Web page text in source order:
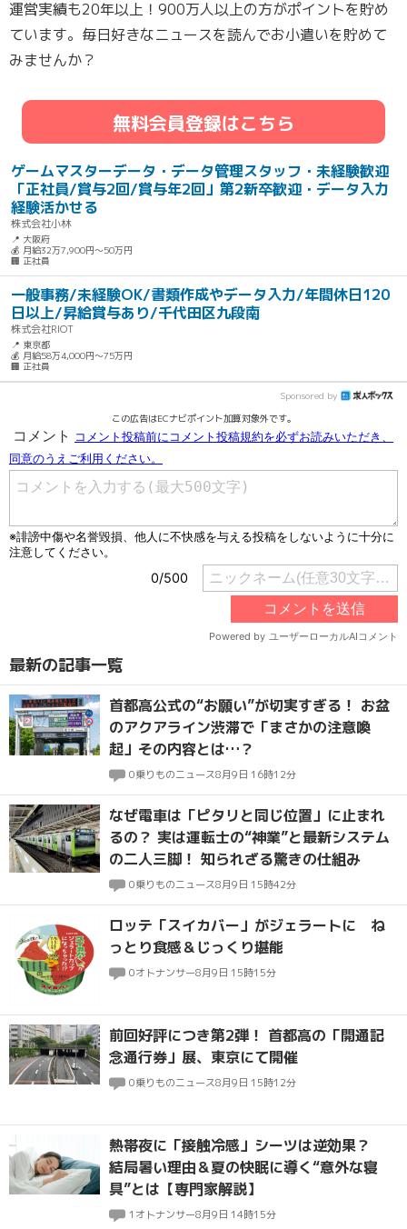
運営実績も20年以上！900万人以上の方がポイントを貯め
ています。毎日好きなニュースを読んでお小遣いを貯めて
みませんか？
無料会員登録はこちら
ゲームマスターデータ・データ管理スタッフ・未経験歓迎
「正社員/賞与2回/賞与年2回」第2新卒歓迎・データ入力
経験活かせる
株式会社小林
📍 大阪府
💰 月給32万7,900円～50万円
🏢 正社員
一般事務/未経験OK/書類作成やデータ入力/年間休日120
日以上/昇給賞与あり/千代田区九段南
株式会社RIOT
📍 東京都
💰 月給58万4,000円～75万円
🏢 正社員
Sponsored by
この広告はECナビポイント加算対象外です。
最新の記事一覧
首都高公式の“お願い”が切実すぎる！ お盆
のアクアライン渋滞で「まさかの注意喚
起」その内容とは…？
0乗りものニュース8月9日 16時12分
なぜ電車は「ピタリと同じ位置」に止まれ
るの？ 実は運転士の“神業”と最新システム
の二人三脚！ 知られざる驚きの仕組み
0乗りものニュース8月9日 15時42分
ロッテ「スイカバー」がジェラートに ね
っとり食感＆じっくり堪能
0オトナンサー8月9日 15時15分
前回好評につき第2弾！ 首都高の「開通記
念通行券」展、東京にて開催
0乗りものニュース8月9日 15時12分
熱帯夜に「接触冷感」シーツは逆効果？
結局暑い理由＆夏の快眠に導く“意外な寝
具”とは【専門家解説】
1 オトナンサー8月9日 14時15分